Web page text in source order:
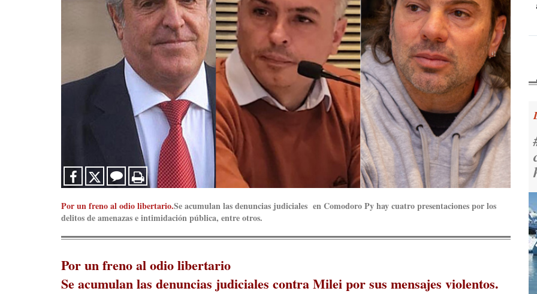
Por un freno al odio libertario.Se acumulan las denuncias judiciales en Comodoro Py hay cuatro presentaciones por los
delitos de amenazas e intimidación pública, entre otros.
Por un freno al odio libertario
Se acumulan las denuncias judiciales contra Milei por sus mensajes violentos.